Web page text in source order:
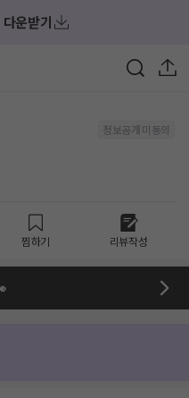
운받기
정보공개 미동의
찜하기 리뷰작성